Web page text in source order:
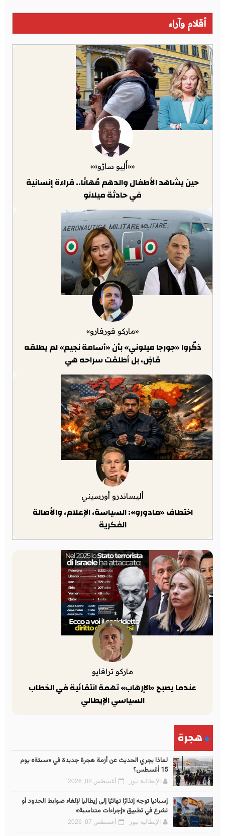
أقلام وآراء
««أَلِيو سارّو»»
حين يشاهد الأطفال والدهم مُهانًا.. قراءة إنسانية
في حادثة ميلانو
«ماركو فورفارو»
ذكّروا «جورجا ميلوني» بأن «أسامة نجيم» لم يطلقه
قاضٍ، بل أطلقت سراحه هي
أليساندرو أورسيني
اختطاف «مادورو»: السياسة، الإعلام، والأصالة
الفكرية
ماركو ترافايو
عندما يصبح «الإرهاب» تهمة انتقائية في الخطاب
السياسي الإيطالي
هجرة
لماذا يجري الحديث عن أزمة هجرة جديدة في «سبتة» يوم
15 أغسطس؟
الإيطالية نيوز أغسطس 08, 2026
إسبانيا توجه إنذارًا نهائيًا إلى إيطاليا لإلغاء ضوابط الحدود أو
تشرع في تطبيق «إجراءات متناسبة»
الإيطالية نيوز أغسطس 07, 2026